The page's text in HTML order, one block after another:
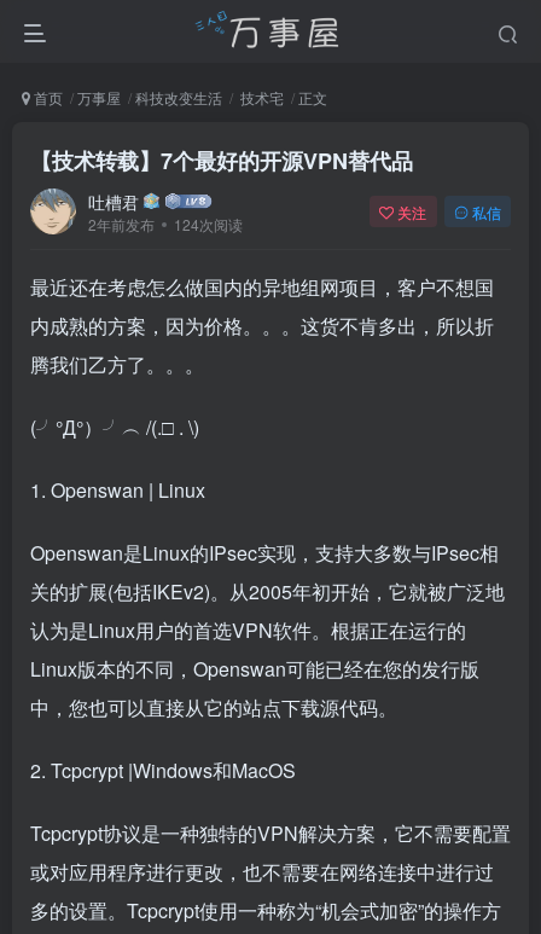
首页 万事屋 科技改变生活 技术宅 正文
【技术转载】7个最好的开源VPN替代品
吐槽君
2年前发布 124次阅读
关注 私信
最近还在考虑怎么做国内的异地组网项目，客户不想国
内成熟的方案，因为价格。。。这货不肯多出，所以折
腾我们乙方了。。。
(╯°Д°）╯︵ /(.□ . \)
1. Openswan | Linux
Openswan是Linux的IPsec实现，支持大多数与IPsec相
关的扩展(包括IKEv2)。从2005年初开始，它就被广泛地
认为是Linux用户的首选VPN软件。根据正在运行的
Linux版本的不同，Openswan可能已经在您的发行版
中，您也可以直接从它的站点下载源代码。
2. Tcpcrypt |Windows和MacOS
Tcpcrypt协议是一种独特的VPN解决方案，它不需要配置
或对应用程序进行更改，也不需要在网络连接中进行过
多的设置。Tcpcrypt使用一种称为“机会式加密”的操作方